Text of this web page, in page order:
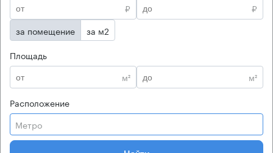
₽
₽
за помещение
за м2
Площадь
м²
м²
Расположение
Метро